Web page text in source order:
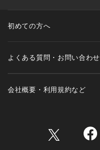
初めての方へ
よくある質問・お問い合わせ
会社概要・利用規約など